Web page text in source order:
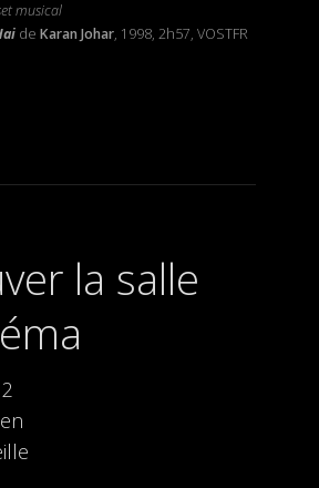
musical
de Karan Johar, 1998, 2h57, VOSTFR
la salle